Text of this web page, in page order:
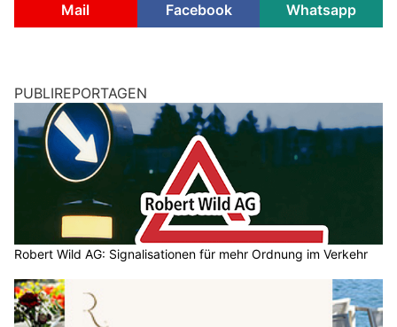
Mail
Facebook Whatsapp
PUBLIREPORTAGEN
Robert Wild AG: Signalisationen für mehr Ordnung im Verkehr